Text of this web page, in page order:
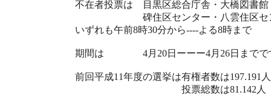
不在者投票は 目黒区総合庁舎・大橋図書館
碑住区センター・八雲住区セ
いずれも午前8時30分から----よる8時まで
期間は 4月20日ーーー4月26日までで
前回平成11年度の選挙は有権者数は197.191人
投票総数は81.142